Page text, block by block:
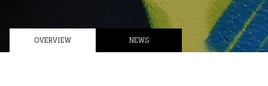
OVERVIEW NEWS